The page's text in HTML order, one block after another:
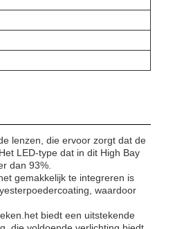
lenzen, die ervoor zorgt dat de
LED-type dat in dit High Bay
dan 93%.
gemakkelijk te integreren is
waardoor
biedt een uitstekende